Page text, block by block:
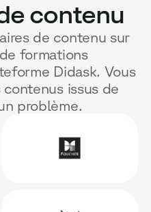
contenu
de contenu sur
formations
Didask. Vous
issus de
problème.